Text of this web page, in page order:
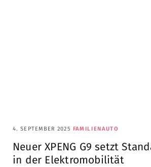
4. SEPTEMBER 2025 FAMILIENAUTO
Neuer XPENG G9 setzt
in der Elektromobilität